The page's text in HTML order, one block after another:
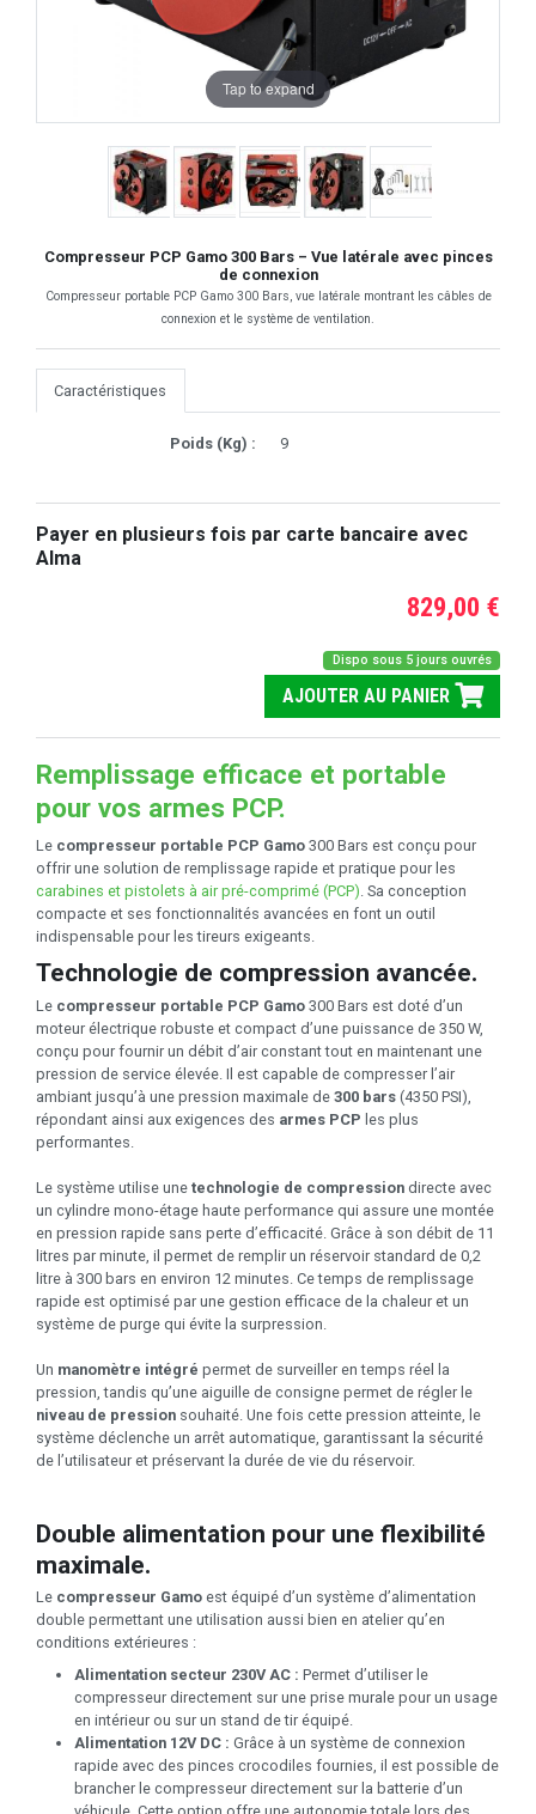
Tap to expand
Compresseur PCP Gamo 300 Bars – Vue latérale avec pinces
de connexion
Compresseur portable PCP Gamo 300 Bars, vue latérale montrant les câbles de
connexion et le système de ventilation.
Caractéristiques
Poids (Kg) : 9
Payer en plusieurs fois par carte bancaire avec
Alma
829,00 €
Dispo sous 5 jours ouvrés
AJOUTER AU PANIER
Remplissage efficace et portable
pour vos armes PCP.
Le compresseur portable PCP Gamo 300 Bars est conçu pour
offrir une solution de remplissage rapide et pratique pour les
carabines et pistolets à air pré-comprimé (PCP). Sa conception
compacte et ses fonctionnalités avancées en font un outil
indispensable pour les tireurs exigeants.
Technologie de compression avancée.
Le compresseur portable PCP Gamo 300 Bars est doté d’un
moteur électrique robuste et compact d’une puissance de 350 W,
conçu pour fournir un débit d’air constant tout en maintenant une
pression de service élevée. Il est capable de compresser l’air
ambiant jusqu’à une pression maximale de 300 bars (4350 PSI),
répondant ainsi aux exigences des armes PCP les plus
performantes.
Le système utilise une technologie de compression directe avec
un cylindre mono-étage haute performance qui assure une montée
en pression rapide sans perte d’efficacité. Grâce à son débit de 11
litres par minute, il permet de remplir un réservoir standard de 0,2
litre à 300 bars en environ 12 minutes. Ce temps de remplissage
rapide est optimisé par une gestion efficace de la chaleur et un
système de purge qui évite la surpression.
Un manomètre intégré permet de surveiller en temps réel la
pression, tandis qu’une aiguille de consigne permet de régler le
niveau de pression souhaité. Une fois cette pression atteinte, le
système déclenche un arrêt automatique, garantissant la sécurité
de l’utilisateur et préservant la durée de vie du réservoir.
Double alimentation pour une flexibilité
maximale.
Le compresseur Gamo est équipé d’un système d’alimentation
double permettant une utilisation aussi bien en atelier qu’en
conditions extérieures :
Alimentation secteur 230V AC : Permet d’utiliser le
compresseur directement sur une prise murale pour un usage
en intérieur ou sur un stand de tir équipé.
Alimentation 12V DC : Grâce à un système de connexion
rapide avec des pinces crocodiles fournies, il est possible de
brancher le compresseur directement sur la batterie d’un